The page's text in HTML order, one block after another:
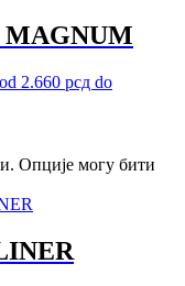
MAGNUM
2.660 рсд do
Опције могу бити